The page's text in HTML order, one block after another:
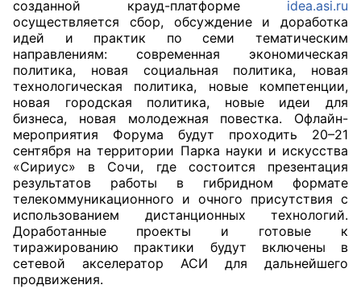
Порядок работы ЦОН
Аппарат ОП КО
УСТАВ ГКУ “АППАРАТ ОП КО”
Доходы руководителя за 2024 г.
созданной крауд-платформе idea.asi.ru
осуществляется сбор, обсуждение и доработка
идей и практик по семи тематическим
направлениям: современная экономическая
политика, новая социальная политика, новая
технологическая политика, новые компетенции,
новая городская политика, новые идеи для
бизнеса, новая молодежная повестка. Офлайн-
мероприятия Форума будут проходить 20–21
сентября на территории Парка науки и искусства
«Сириус» в Сочи, где состоится презентация
результатов работы в гибридном формате
телекоммуникационного и очного присутствия с
использованием дистанционных технологий.
Доработанные проекты и готовые к
тиражированию практики будут включены в
сетевой акселератор АСИ для дальнейшего
продвижения.